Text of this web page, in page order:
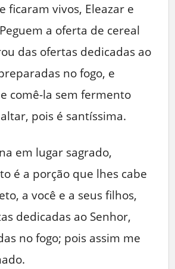
ficaram vivos, Eleazar e
a oferta de cereal
das ofertas dedicadas ao
no fogo, e
comê-la sem fermento
pois é santíssima.
em lugar sagrado,
é a porção que lhes cabe
a você e a seus filhos,
dedicadas ao Senhor,
no fogo; pois assim me